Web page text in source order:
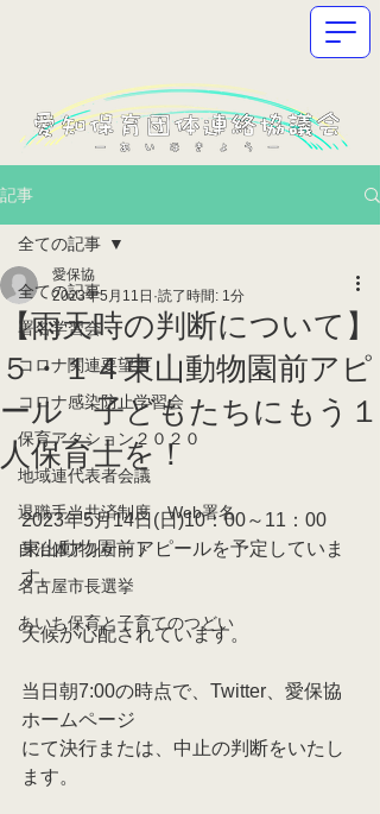
記事
全ての記事
署名学習会
コロナ関連要望書
コロナ感染防止学習会
保育アクション２０２０
地域連代表者会議
退職手当共済制度 Web署名
自治体アンケート
名古屋市長選挙
あいち保育と子育てのつどい
全ての記事
【雨天時の判断について】
５・１４東山動物園前アピ
ール 子どもたちにもう１
人保育士を！
愛保協
2023年5月11日 読了時間: 1分
2023年5月14日(日)10：00～11：00
東山動物園前アピールを予定していま
す。
天候が心配されています。
当日朝7:00の時点で、Twitter、愛保協
ホームページ
にて決行または、中止の判断をいたし
ます。